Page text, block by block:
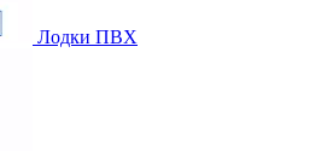
Лодки ПВХ